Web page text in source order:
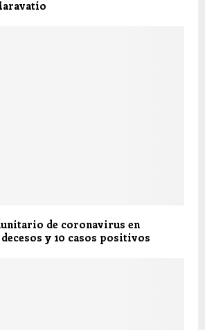
de coronavirus en
y 10 casos positivos